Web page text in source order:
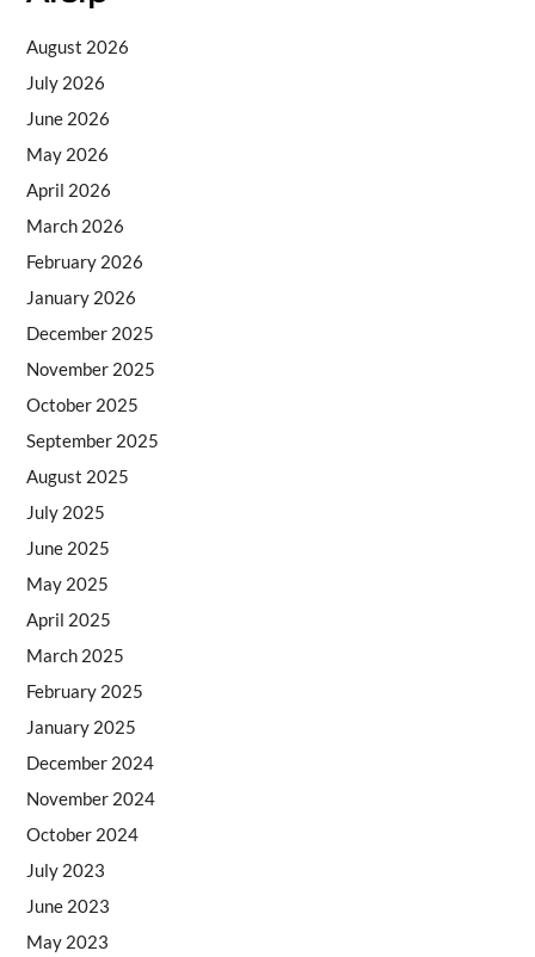
August 2026
July 2026
June 2026
May 2026
April 2026
March 2026
February 2026
January 2026
December 2025
November 2025
October 2025
September 2025
August 2025
July 2025
June 2025
May 2025
April 2025
March 2025
February 2025
January 2025
December 2024
November 2024
October 2024
July 2023
June 2023
May 2023